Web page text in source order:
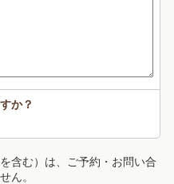
か？
含む）は、ご予約・お問い合
ん。